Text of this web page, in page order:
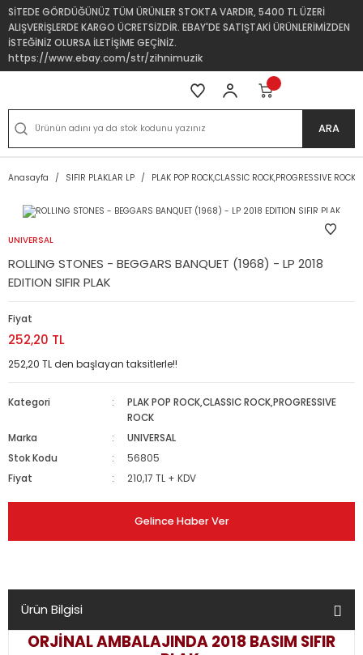
SİTEDE GÖRDÜĞÜNÜZ TÜM ÜRÜNLER STOKTA VARDIR, 5400 TL ÜZERİ
ALIŞVERİŞLERDE KARGO ÜCRETSİZDİR. EBAY'DE SATIŞTAKİ ÜRÜNLERİMİZDEN
İSTEĞİNİZ OLURSA İLETİŞİME GEÇİNİZ.
https://www.ebay.com/str/zihnimuzik
ARA
Anasayfa SIFIR PLAKLAR LP PLAK POP ROCK,CLASSIC ROCK,PROGRESSIVE ROCK
UNIVERSAL
ROLLING STONES - BEGGARS BANQUET (1968) - LP 2018
EDITION SIFIR PLAK
Fiyat
252,20 TL
252,20 TL den başlayan taksitlerle!!
Kategori
PLAK POP ROCK,CLASSIC ROCK,PROGRESSIVE
ROCK
Marka
UNIVERSAL
Stok Kodu
56805
Fiyat
210,17 TL + KDV
Gelince Haber Ver
Ürün Bilgisi
ORJİNAL AMBALAJINDA 2018 BASIM SIFIR